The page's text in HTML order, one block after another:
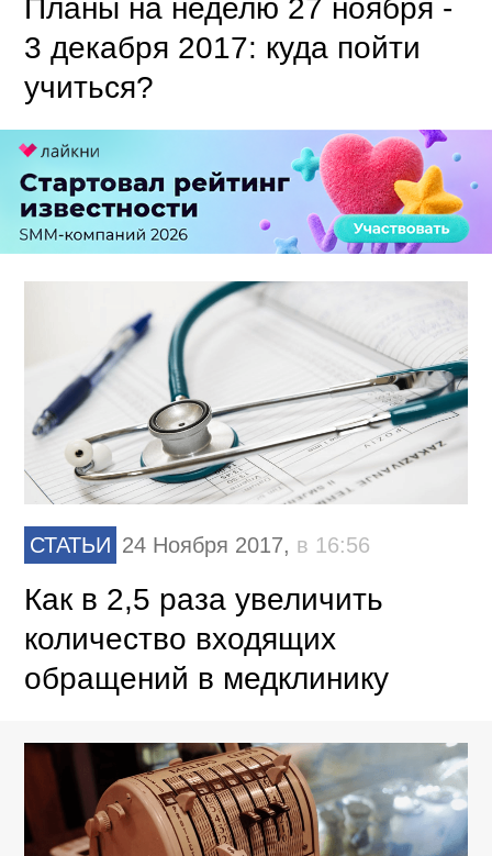
Планы на неделю 27 ноября -
3 декабря 2017: куда пойти
учиться?
СТАТЬИ 24 Ноября 2017, в 16:56
Как в 2,5 раза увеличить
количество входящих
обращений в медклинику